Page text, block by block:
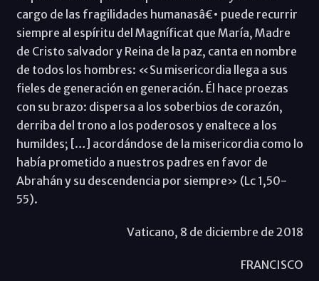
cargo de las fragilidades humanasâ€• puede recurrir
siempre al espíritu del Magníficat que María, Madre
de Cristo salvador y Reina de la paz, canta en nombre
de todos los hombres: «Su misericordia llega a sus
fieles de generación en generación. Él hace proezas
con su brazo: dispersa a los soberbios de corazón,
derriba del trono a los poderosos y enaltece a los
humildes; […] acordándose de la misericordia como lo
había prometido a nuestros padres en favor de
Abrahán y su descendencia por siempre» (Lc 1,50-
55).
Vaticano, 8 de diciembre de 2018
FRANCISCO